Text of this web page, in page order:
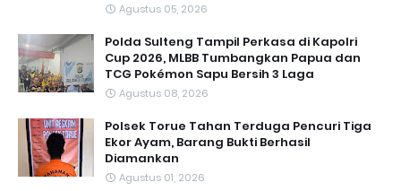
Agustus 05, 2026
Polda Sulteng Tampil Perkasa di Kapolri
Cup 2026, MLBB Tumbangkan Papua dan
TCG Pokémon Sapu Bersih 3 Laga
Agustus 08, 2026
Polsek Torue Tahan Terduga Pencuri Tiga
Ekor Ayam, Barang Bukti Berhasil
Diamankan
Agustus 01, 2026